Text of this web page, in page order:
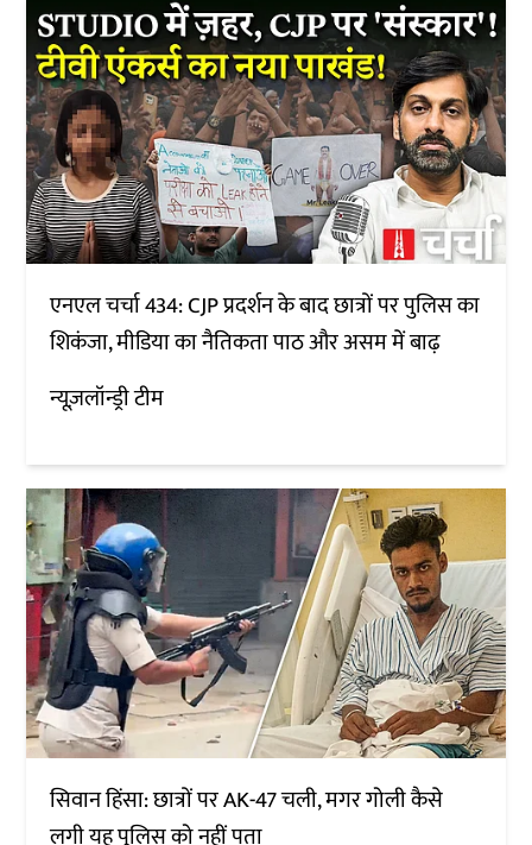
एनएल चर्चा 434: CJP प्रदर्शन के बाद छात्रों पर पुलिस का
शिकंजा, मीडिया का नैतिकता पाठ और असम में बाढ़
न्यूज़लॉन्ड्री टीम
सिवान हिंसा: छात्रों पर AK-47 चली, मगर गोली कैसे
लगी यह पुलिस को नहीं पता